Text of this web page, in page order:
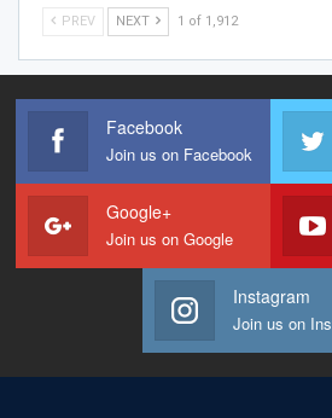
PREV NEXT 1 of 1,912
Facebook
Join us on Facebook
Google+
Join us on Google
Instagram
Join us on